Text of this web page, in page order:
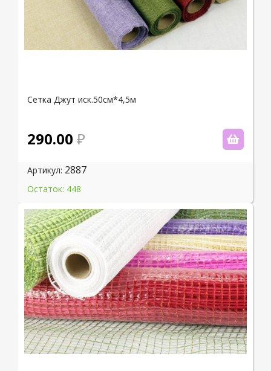
Сетка Джут иск.50см*4,5м
290.00
Артикул: 2887
Остаток: 448